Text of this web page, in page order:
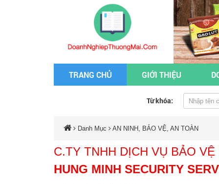
TRANG CHỦ GIỚI THIỆU
Từ khóa:
Danh Mục AN NINH, BẢO VỆ, AN TOÀN
C.TY TNHH DỊCH VỤ BẢO VỆ
HUNG MINH SECURITY